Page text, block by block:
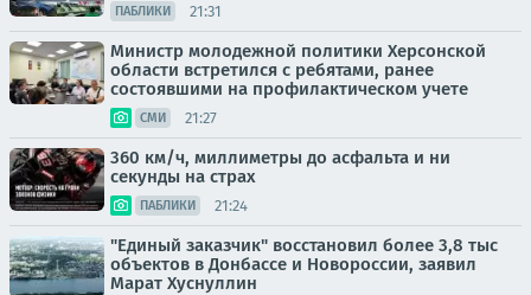
ПАБЛИКИ 21:31
Министр молодежной политики Херсонской
области встретился с ребятами, ранее
состоявшими на профилактическом учете
СМИ 21:27
360 км/ч, миллиметры до асфальта и ни
секунды на страх
ПАБЛИКИ 21:24
"Единый заказчик" восстановил более 3,8 тыс
объектов в Донбассе и Новороссии, заявил
Марат Хуснуллин